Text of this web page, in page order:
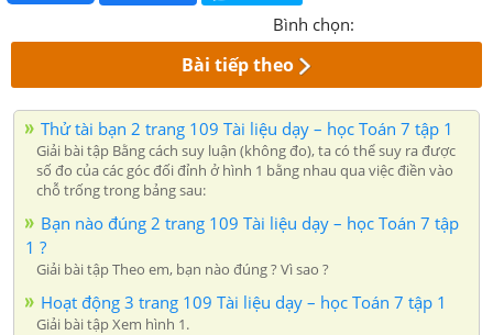
Bình chọn:
Bài tiếp theo
Thử tài bạn 2 trang 109 Tài liệu dạy – học Toán 7 tập 1
Giải bài tập Bằng cách suy luận (không đo), ta có thể suy ra được
số đo của các góc đối đỉnh ở hình 1 bằng nhau qua việc điền vào
chỗ trống trong bảng sau:
Bạn nào đúng 2 trang 109 Tài liệu dạy – học Toán 7 tập
1 ?
Giải bài tập Theo em, bạn nào đúng ? Vì sao ?
Hoạt động 3 trang 109 Tài liệu dạy – học Toán 7 tập 1
Giải bài tập Xem hình 1.